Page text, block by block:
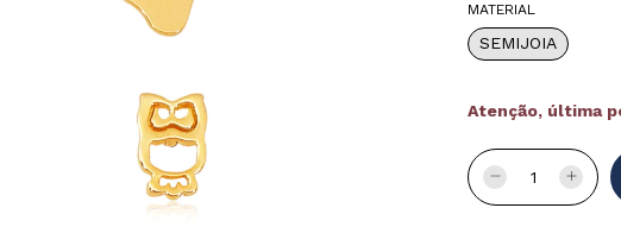
MATERIAL
SEMIJOIA
Atenção, última